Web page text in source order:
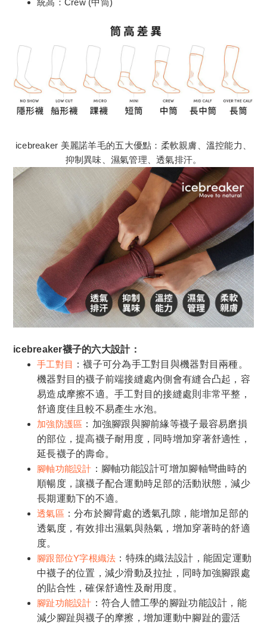
統高：Crew (中筒)
icebreaker 美麗諾羊毛的五大優點：柔軟親膚、溫控能力、
抑制異味、濕氣管理、透氣排汗。
icebreaker襪子的六大設計：
手工對目 ：襪子可分為手工對目與機器對目兩種。
機器對目的襪子前端接縫處內側會有縫合凸起，容
易造成摩擦不適。手工對目的接縫處則非常平整，
舒適度佳且較不易產生水泡。
加強防護區 ：加強腳跟與腳前緣等襪子最容易磨損
的部位，提高襪子耐用度，同時增加穿著舒適性，
延長襪子的壽命。
腳軸功能設計 ：腳軸功能設計可增加腳軸彎曲時的
順暢度，讓襪子配合運動時足部的活動狀態，減少
長期運動下的不適。
透氣區 ：分布於腳背處的透氣孔隙，能增加足部的
透氣度，有效排出濕氣與熱氣，增加穿著時的舒適
度。
腳跟部位Y字根織法 ：特殊的織法設計，能固定運動
中襪子的位置，減少滑動及拉扯，同時加強腳跟處
的貼合性，確保舒適性及耐用度。
腳趾功能設計 ：符合人體工學的腳趾功能設計，能
減少腳趾與襪子的摩擦，增加運動中腳趾的靈活